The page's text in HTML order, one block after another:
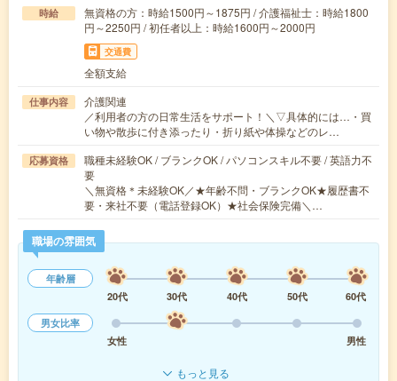
時給
無資格の方：時給1500円～1875円 / 介護福祉士：時給1800
円～2250円 / 初任者以上：時給1600円～2000円
交通費
全額支給
仕事内容
介護関連
／利用者の方の日常生活をサポート！＼▽具体的には…・買
い物や散歩に付き添ったり・折り紙や体操などのレ…
応募資格
職種未経験OK / ブランクOK / パソコンスキル不要 / 英語力不
要
＼無資格＊未経験OK／★年齢不問・ブランクOK★履歴書不
要・来社不要（電話登録OK）★社会保険完備＼…
職場の雰囲気
年齢層
20代
30代 40代 50代
60代
男女比率
女性
男性
もっと見る